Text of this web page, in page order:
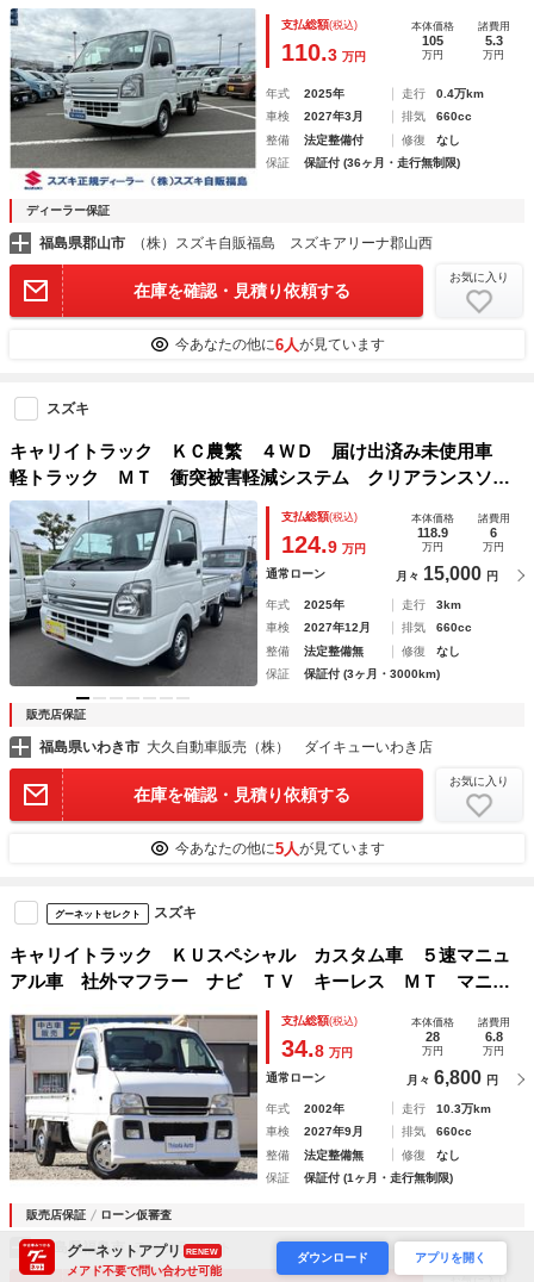
までご成約、かつ９月３０日までのご納車で当社指定純正ナビ
本体ｏｒ付属品本体（詳細は中古スタッフへ）５０％ＯＦＦ
（工賃・付属品は別途頂戴いたします）★
支払総額(税込)
110.3 万円
本体価格
105
万円
諸費用
5.3
万円
年式 2025年 走行
0.4万km
車検
2027年3月 排気
660cc
整備
法定整備付 修復
なし
保証
保証付 (36ヶ月・走行無制限)
ディーラー保証
福島県郡山市 （株）スズキ自販福島 スズキアリーナ郡山西
在庫を確認・見積り依頼する
お気に入り
今あなたの他に6人が見ています
スズキ
キャリイトラック ＫＣ農繁 ４ＷＤ 届け出済み未使用車
軽トラック ＭＴ 衝突被害軽減システム クリアランスソナ
ー レーンアシスト キーレスエントリー アイドリングスト
ップ ＡＢＳ ＥＳＣ エアコン パワーステアリング
支払総額(税込)
124.9 万円
本体価格
118.9
万円
諸費用
6
万円
通常ローン 月々 15,000 円
年式 2025年 走行
3km
車検
2027年12月 排気
660cc
整備
法定整備無 修復
なし
保証
保証付 (3ヶ月・3000km)
販売店保証
福島県いわき市 大久自動車販売（株） ダイキューいわき店
在庫を確認・見積り依頼する
お気に入り
今あなたの他に5人が見ています
グーネットセレクト スズキ
キャリイトラック ＫＵスペシャル カスタム車 ５速マニュ
アル車 社外マフラー ナビ ＴＶ キーレス ＭＴ マニュ
アル エアコン パワステ タイミングチェーンエンジン 車
検令和９年９月
支払総額(税込)
34.8 万円
本体価格
28
万円
諸費用
6.8
万円
通常ローン 月々 6,800 円
年式 2002年 走行
10.3万km
車検
2027年9月 排気
660cc
整備
法定整備無 修復
なし
保証
保証付 (1ヶ月・走行無制限)
販売店保証 ローン仮審査
福島県福島市 ティソラオート
グーネットアプリ RENEW
メアド不要で問い合わせ可能
ダウンロード アプリを開く